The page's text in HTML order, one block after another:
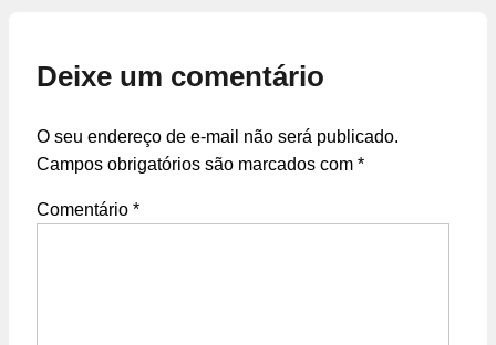
Deixe um comentário
O seu endereço de e-mail não será publicado.
Campos obrigatórios são marcados com *
Comentário *